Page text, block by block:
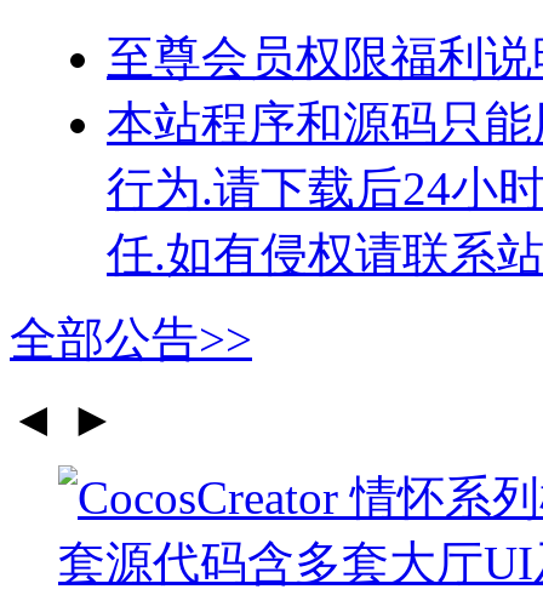
至尊会员权限福利说
本站程序和源码只
行为.请下载后24小
任.如有侵权请联系
全部公告>>
◄ ►